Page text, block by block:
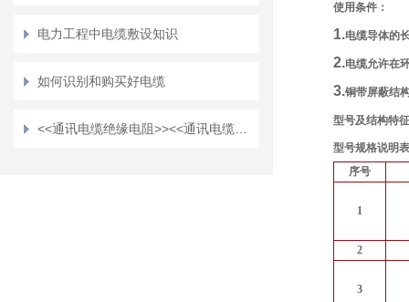
电力工程中电缆敷设知识
如何识别和购买好电缆
使用条件：
1.电缆导体的
2.电缆允许在
3.铜带屏蔽结
型号及结构特征
型号规格说明表
序号
1
2
3